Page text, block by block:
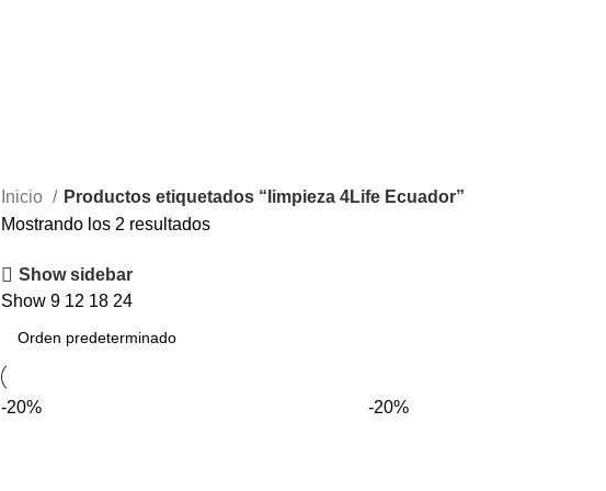
Inicio
Productos etiquetados “limpieza 4Life Ecuador”
Mostrando los 2 resultados
Show sidebar
Show 9 12 18 24
-20% -20%